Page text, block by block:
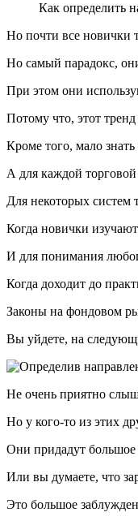
Как определить
Но почти все новички
Но самый парадокс,
При этом они
Потому что, этот
Кроме того, мало
А для каждой торговой
Для некоторых систем
Когда новички изучают
И для понимания
Когда доходит до
Законы на фондовом
Вы уйдете, на
Не очень приятно
Но у кого-то из этих
Они придадут большое
Или вы думаете, что
Это большое